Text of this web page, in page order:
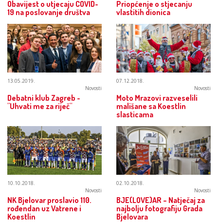
Obavijest o utjecaju COVID-
19 na poslovanje društva
Priopćenje o stjecanju
vlastitih dionica
13.05.2019.
Novosti
Debatni klub Zagreb -
"Uhvati me za riječ"
07.12.2018.
Novosti
Moto Mrazovi razveselili
mališane sa Koestlin
slasticama
10.10.2018.
Novosti
NK Bjelovar proslavio 110.
rođendan uz Vatrene i
Koestlin
02.10.2018.
Novosti
BJE(LOVE)AR – Natječaj za
najbolju fotografiju Grada
Bjelovara